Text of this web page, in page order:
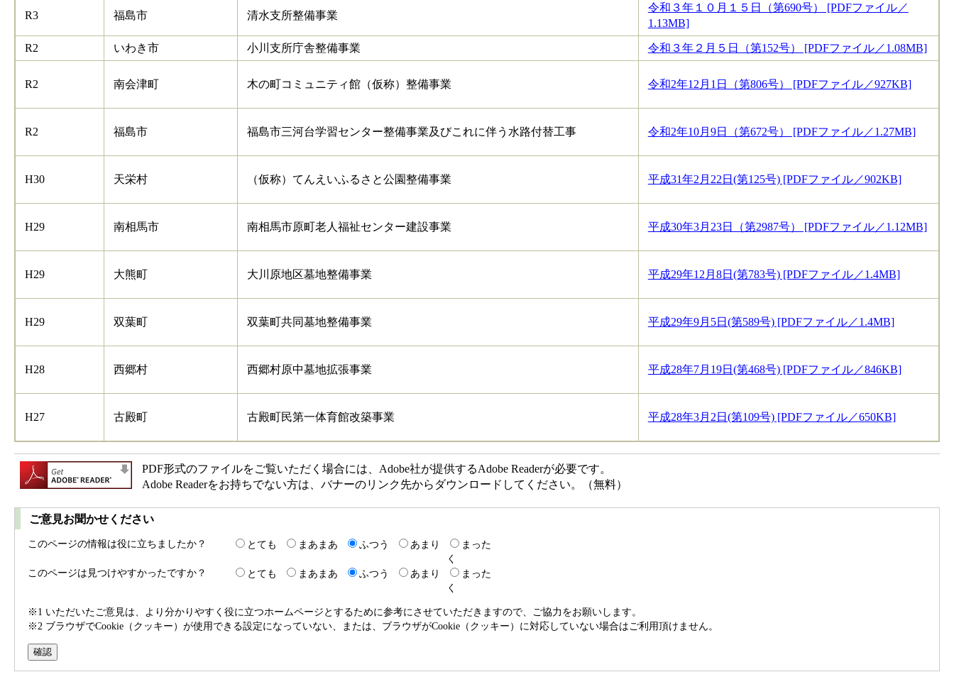
R3 福島市 清水支所整備事業
令和３年１０月１５日（第690号） [PDFファイル／
1.13MB]
R2 いわき市 小川支所庁舎整備事業 令和３年２月５日（第152号） [PDFファイル／1.08MB]
R2 南会津町 木の町コミュニティ館（仮称）整備事業 令和2年12月1日（第806号） [PDFファイル／927KB]
R2 福島市 福島市三河台学習センター整備事業及びこれに伴う水路付替工事 令和2年10月9日（第672号） [PDFファイル／1.27MB]
H30 天栄村 （仮称）てんえいふるさと公園整備事業 平成31年2月22日(第125号) [PDFファイル／902KB]
H29 南相馬市 南相馬市原町老人福祉センター建設事業 平成30年3月23日（第2987号） [PDFファイル／1.12MB]
H29 大熊町 大川原地区墓地整備事業 平成29年12月8日(第783号) [PDFファイル／1.4MB]
H29 双葉町 双葉町共同墓地整備事業 平成29年9月5日(第589号) [PDFファイル／1.4MB]
H28 西郷村 西郷村原中墓地拡張事業 平成28年7月19日(第468号) [PDFファイル／846KB]
H27 古殿町 古殿町民第一体育館改築事業 平成28年3月2日(第109号) [PDFファイル／650KB]
PDF形式のファイルをご覧いただく場合には、Adobe社が提供するAdobe Readerが必要です。
Adobe Readerをお持ちでない方は、バナーのリンク先からダウンロードしてください。（無料）
ご意見お聞かせください
このページの情報は役に立ちましたか？ とても まあまあ ふつう あまり
まった
く
このページは見つけやすかったですか？
とても まあまあ ふつう あまり
まった
く
※1 いただいたご意見は、より分かりやすく役に立つホームページとするために参考にさせていただきますので、ご協力をお願いします。
※2 ブラウザでCookie（クッキー）が使用できる設定になっていない、または、ブラウザがCookie（クッキー）に対応していない場合はご利用頂けません。